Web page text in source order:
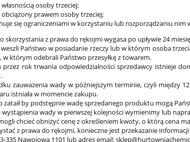
własnością osoby trzeciej;
obciążony prawem osoby trzeciej;
się ograniczeniami w korzystaniu lub rozporządzaniu nim
skorzystania z prawa do rękojmi wygasa po upływie 24
Państwo w posiadanie rzeczy lub w którym osoba
w którym odebrali Państwo przesyłkę z towarem.
przez rok trwania odpowiedzialności sprzedawcy istnieje
zauważenia wady w późniejszym terminie, czyli między
istniała w momencie zakupu.
zataił by podstępnie wadę sprzedanego produktu mogą
wystąpienia wady w pierwszej kolejności wymienimy lub
chcieć obniżyć cenę z określeniem kwoty, o którą cena
z prawa do rękojmi, konieczne jest przekazanie
335 Nawojowa 1101 lub adres email: